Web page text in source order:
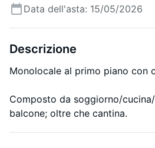
Data dell'asta: 15/05/2026
Descrizione
Monolocale al primo piano con
Composto da soggiorno/
balcone; oltre che cantina.